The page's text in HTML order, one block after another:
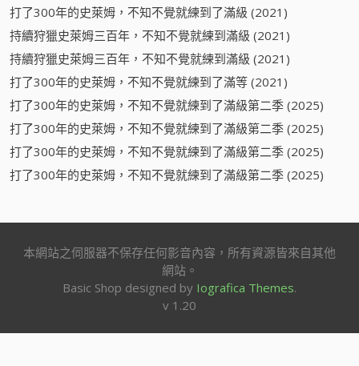
打了300年的史萊姆，不知不覺就練到了滿級 (2021)
持續狩獵史萊姆三百年，不知不覺就練到滿級 (2021)
持續狩獵史萊姆三百年，不知不覺就練到滿級 (2021)
打了300年的史萊姆，不知不覺就練到了滿等 (2021)
打了300年的史萊姆，不知不覺就練到了滿級第二季 (2025)
打了300年的史萊姆，不知不覺就練到了滿級第二季 (2025)
打了300年的史萊姆，不知不覺就練到了滿級第二季 (2025)
打了300年的史萊姆，不知不覺就練到了滿級第二季 (2025)
本網站之伺服器不保存任何影音內容，所有資源皆來自其他
網站。
Basic Shop designed by Iografica Themes.
v 1.20